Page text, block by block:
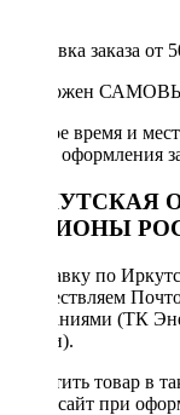
Доставка заказа от
Возможен
Точное время и
после оформления
ИРКУТСКАЯ
РЕГИОНЫ
Отправку по
осуществляем
компаниями (ТК
линии).
Оплатить товар в
через сайт при